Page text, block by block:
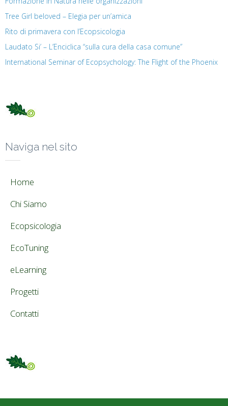
Tree Girl beloved – Elegia per un’amica
Rito di primavera con l’Ecopsicologia
Laudato Si’ – L’Enciclica “sulla cura della casa comune”
International Seminar of Ecopsychology: The Flight of the Phoenix
Naviga nel sito
Home
Chi Siamo
Ecopsicologia
EcoTuning
eLearning
Progetti
Contatti